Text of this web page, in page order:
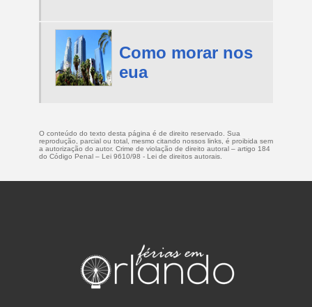
Como morar nos
eua
O conteúdo do texto desta página é de direito reservado. Sua
reprodução, parcial ou total, mesmo citando nossos links, é proibida sem
a autorização do autor. Crime de violação de direito autoral – artigo 184
do Código Penal – Lei 9610/98 - Lei de direitos autorais